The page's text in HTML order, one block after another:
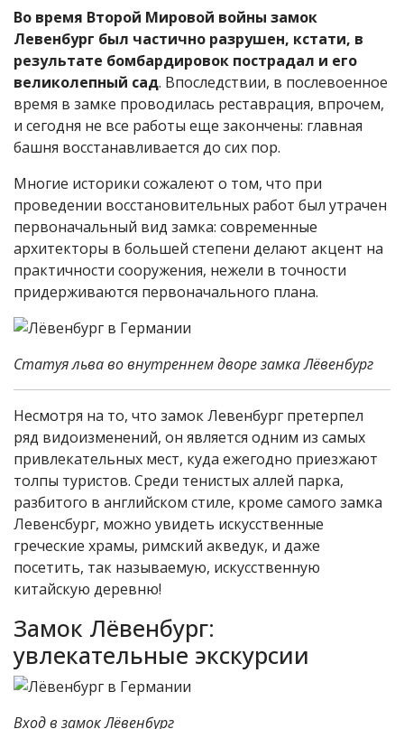
Во время Второй Мировой войны замок
Левенбург был частично разрушен, кстати, в
результате бомбардировок пострадал и его
великолепный сад. Впоследствии, в послевоенное
время в замке проводилась реставрация, впрочем,
и сегодня не все работы еще закончены: главная
башня восстанавливается до сих пор.
Многие историки сожалеют о том, что при
проведении восстановительных работ был утрачен
первоначальный вид замка: современные
архитекторы в большей степени делают акцент на
практичности сооружения, нежели в точности
придерживаются первоначального плана.
Статуя льва во внутреннем дворе замка Лёвенбург
Несмотря на то, что замок Левенбург претерпел
ряд видоизменений, он является одним из самых
привлекательных мест, куда ежегодно приезжают
толпы туристов. Среди тенистых аллей парка,
разбитого в английском стиле, кроме самого замка
Левенсбург, можно увидеть искусственные
греческие храмы, римский акведук, и даже
посетить, так называемую, искусственную
китайскую деревню!
Замок Лёвенбург:
увлекательные экскурсии
Вход в замок Лёвенбург